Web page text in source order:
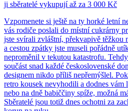
ji sběratelé vykupují až za 3 000 Kč
Vzpomenete si ještě na ty horké letní
vás rodiče poslali do místní cukrárny
jste svírali zvláštní, překvapivě těžkou
a cestou zpátky jste museli pořádně
neproměnil v tekutou katastrofu.
součást snad každé československé
designem nikdo příliš nepřemýšlel.
retro kousek nevyhodili a dodnes vám
nebo na dně babiččiny spíže, možná
Sběratelé jsou totiž dnes ochotni za